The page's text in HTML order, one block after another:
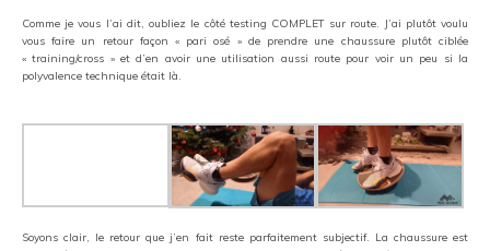
Comme je vous l’ai dit, oubliez le côté testing COMPLET sur route. J’ai plutôt voulu
vous faire un retour façon « pari osé » de prendre une chaussure plutôt ciblée
« training/cross » et d’en avoir une utilisation aussi route pour voir un peu si la
polyvalence technique était là.
Soyons clair, le retour que j’en fait reste parfaitement subjectif. La chaussure est